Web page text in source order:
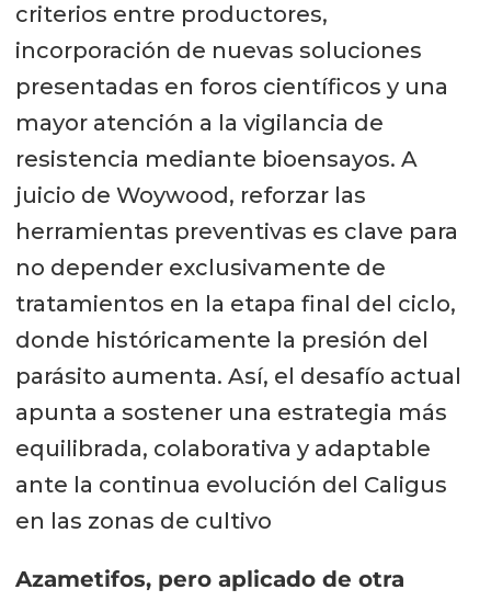
criterios entre productores,
incorporación de nuevas soluciones
presentadas en foros científicos y una
mayor atención a la vigilancia de
resistencia mediante bioensayos. A
juicio de Woywood, reforzar las
herramientas preventivas es clave para
no depender exclusivamente de
tratamientos en la etapa final del ciclo,
donde históricamente la presión del
parásito aumenta. Así, el desafío actual
apunta a sostener una estrategia más
equilibrada, colaborativa y adaptable
ante la continua evolución del Caligus
en las zonas de cultivo
Azametifos, pero aplicado de otra